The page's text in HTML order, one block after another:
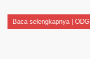
Baca selengkapnya | ODG